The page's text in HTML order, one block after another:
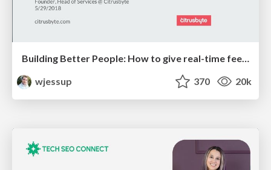
Building Better People: How to give real-time feedback that sticks.
wjessup
370 20k